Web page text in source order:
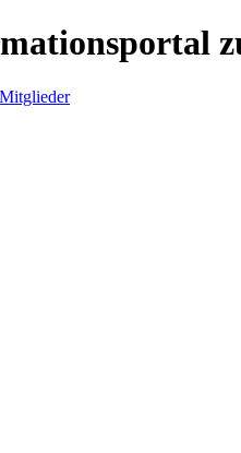
Mitglieder